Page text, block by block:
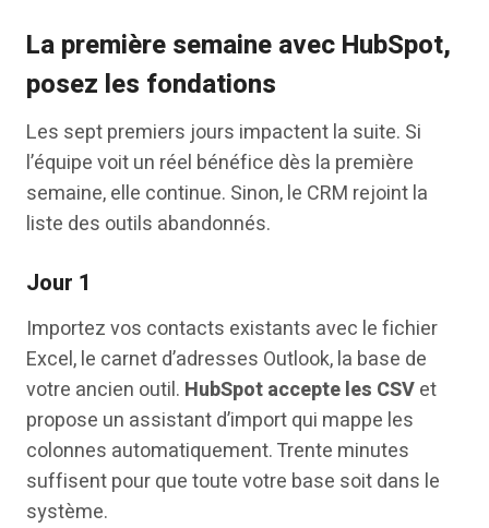
La première semaine avec HubSpot,
posez les fondations
Les sept premiers jours impactent la suite. Si
l’équipe voit un réel bénéfice dès la première
semaine, elle continue. Sinon, le CRM rejoint la
liste des outils abandonnés.
Jour 1
Importez vos contacts existants avec le fichier
Excel, le carnet d’adresses Outlook, la base de
votre ancien outil. HubSpot accepte les CSVet
propose un assistant d’import qui mappe les
colonnes automatiquement. Trente minutes
suffisent pour que toute votre base soit dans le
système.